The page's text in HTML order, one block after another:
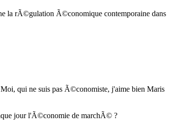
la rÃ©gulation Ã©conomique contemporaine dans
qui ne suis pas Ã©conomiste, j'aime bien Maris
jour l'Ã©conomie de marchÃ© ?